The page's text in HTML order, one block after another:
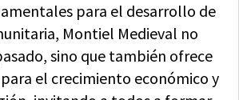
para el desarrollo de
Montiel Medieval no
sino que también ofrece
el crecimiento económico y